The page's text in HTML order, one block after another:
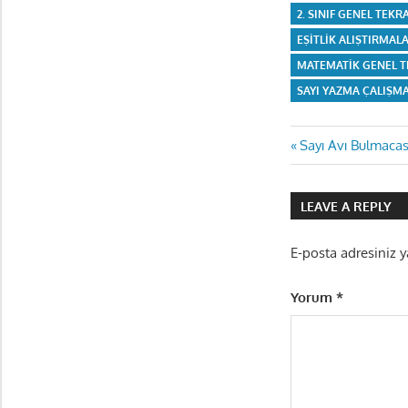
2. SINIF GENEL
EŞITLIK
MATEMATIK GENEL
SAYI YAZMA
Yazı
Previous
Post:
Sayı Avı
LEAVE A REPLY
E-posta adresiniz
Yorum*